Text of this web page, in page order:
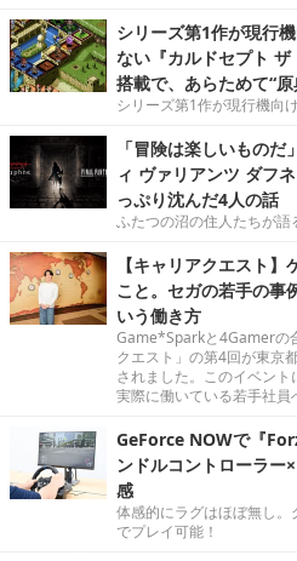
シリーズ第1作が現行
ない『カルドセプト
搭載で、あらためて“
シリーズ第1作が現行機向
「冒険は楽しいもの
ィ ヴァリアンツ ダフ
っぷり沈んだ4人の話
ふたつの沼の住人たちが語
【キャリアクエスト
こと。セガの若手の事
いう働き方
Game*Sparkと4Gamerの
クエスト」の第4回が東京
されました。このイベン
実際に働いている若手社員
GeForce NOWで『
ンドルコントローラー
感
体感的にラグはほぼ無し
でプレイ可能！